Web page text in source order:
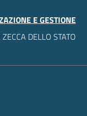
E GESTIONE
DELLO STATO